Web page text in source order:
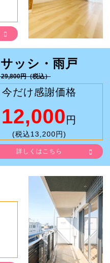
ッシ・雨戸
円（税込）
今だけ感謝価格
12,000 円
(税込13,200円)
詳しくはこちら